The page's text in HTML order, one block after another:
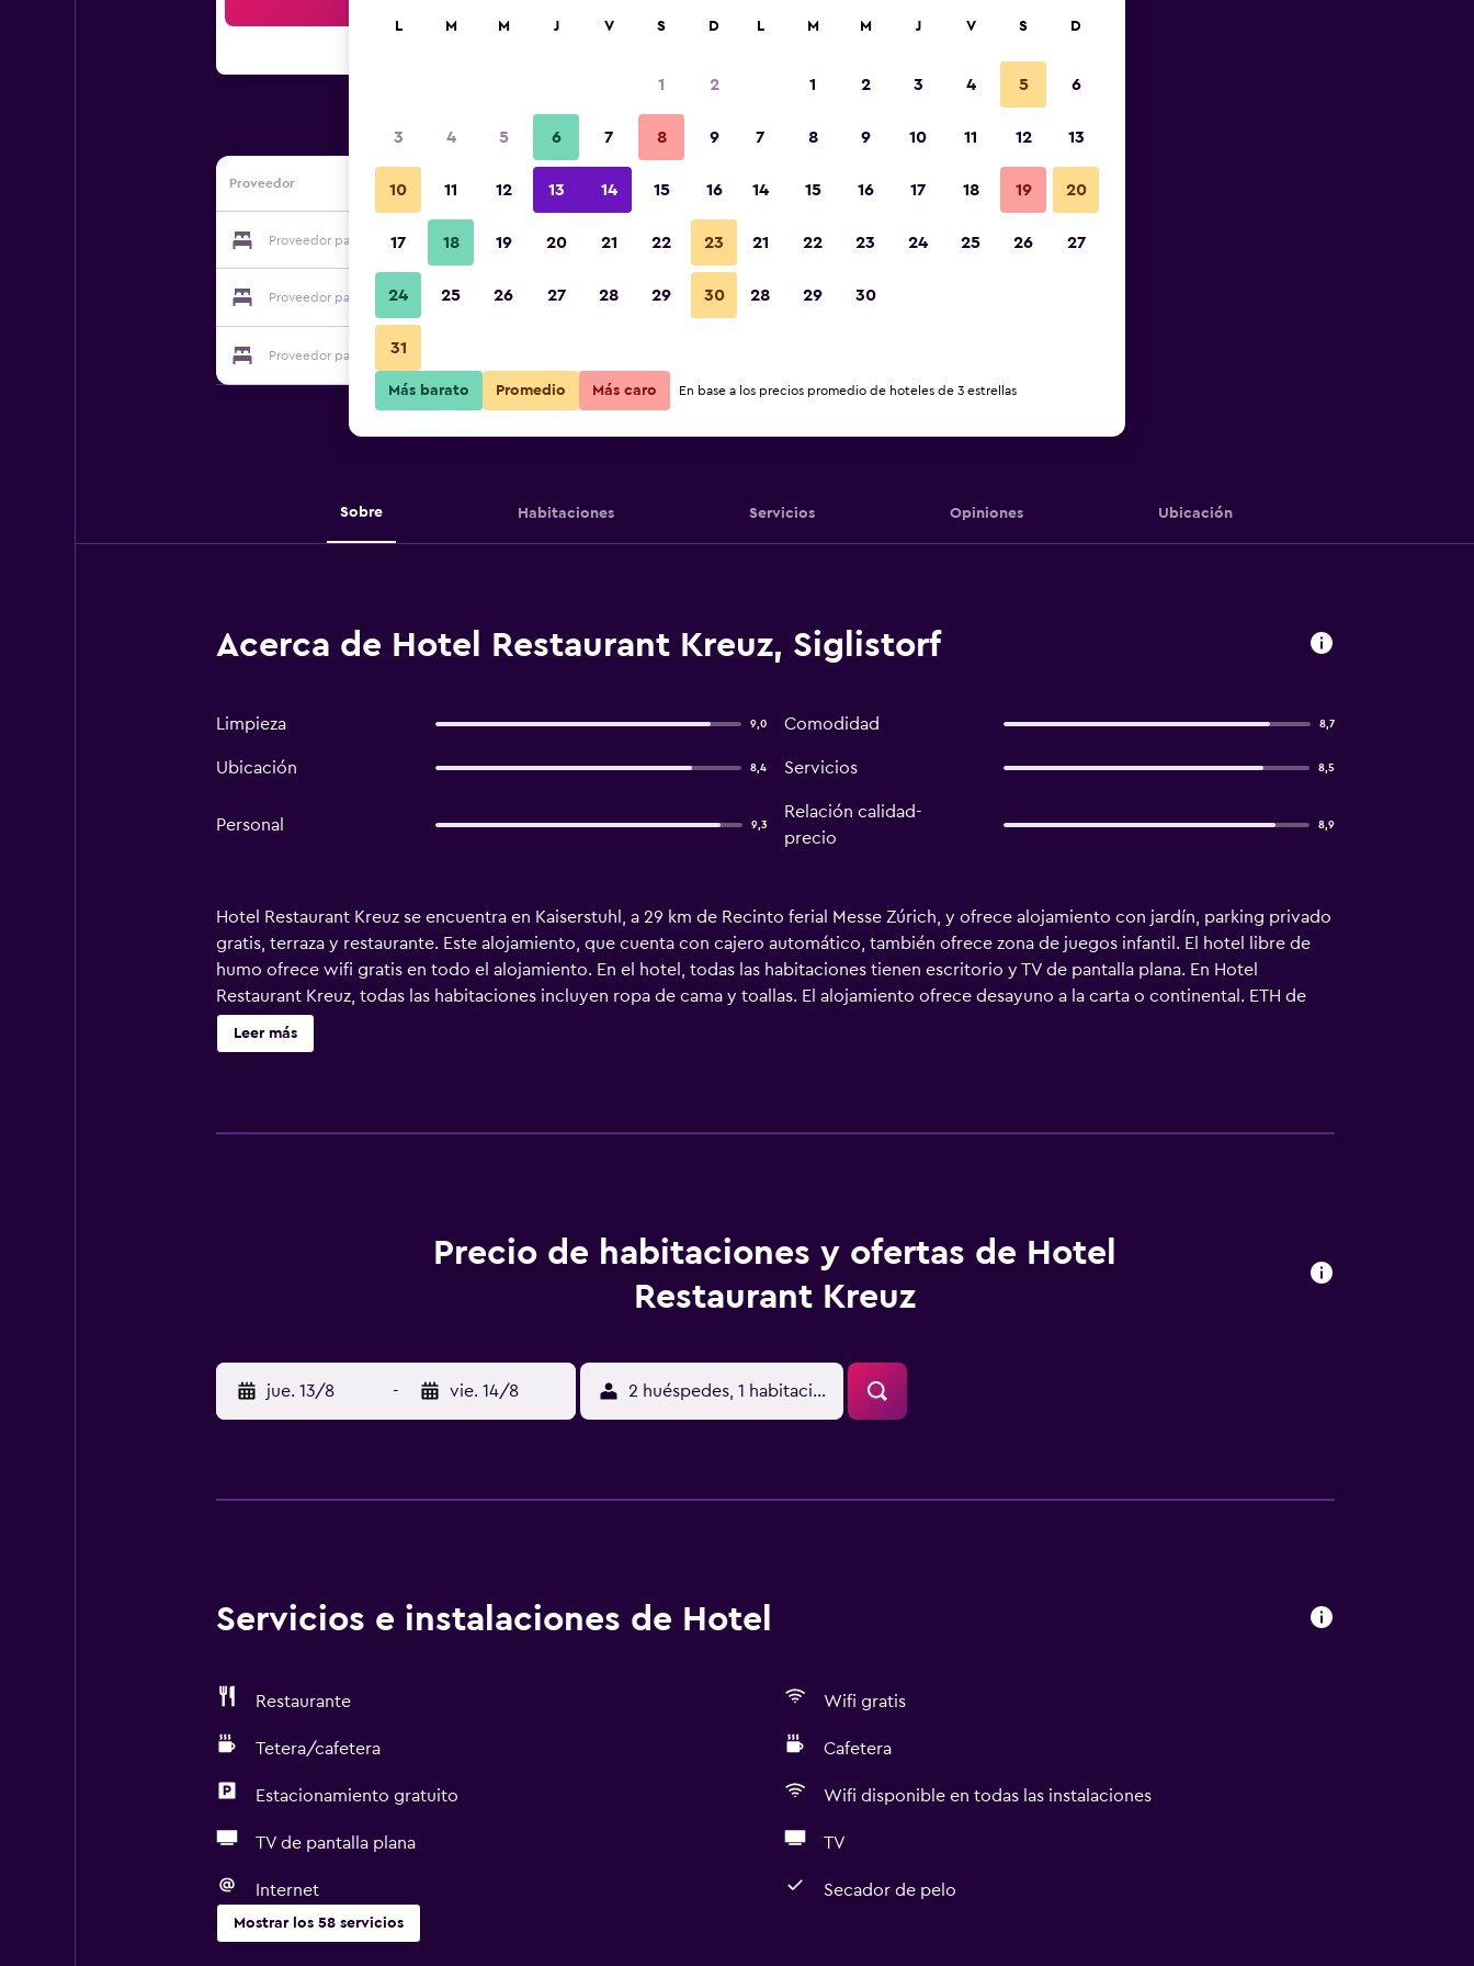
Proveedor
Proveedor para Hotel Restaurant Kreuz Ver precios
Proveedor para Hotel Restaurant Kreuz Ver precios
Proveedor para Hotel Restaurant Kreuz
Sobre Habitaciones Servicios Opiniones Ubicación
Acerca de Hotel Restaurant Kreuz, Siglistorf
Limpieza 9,0 Comodidad 8,7
Ubicación 8,4 Servicios 8,5
Personal 9,3
Relación calidad-
precio
8,9
Hotel Restaurant Kreuz se encuentra en Kaiserstuhl, a 29 km de Recinto ferial Messe Zúrich, y ofrece alojamiento con jardín, parking privado
gratis, terraza y restaurante. Este alojamiento, que cuenta con cajero automático, también ofrece zona de juegos infantil. El hotel libre de
humo ofrece wifi gratis en todo el alojamiento. En el hotel, todas las habitaciones tienen escritorio y TV de pantalla plana. En Hotel
Restaurant Kreuz, todas las habitaciones incluyen ropa de cama y toallas. El alojamiento ofrece desayuno a la carta o continental. ETH de
Zúrich está a 33 km del alojamiento, y Museo Nacional Suizo está a 33 km. El aeropuerto (Aeropuerto de Zúrich) está a 18 km.
Leer más
Precio de habitaciones y ofertas de Hotel
Restaurant Kreuz
jue. 13/8 - vie. 14/8 2 huéspedes, 1 habitación
Servicios e instalaciones de Hotel
Restaurante Wifi gratis
Tetera/cafetera Cafetera
Estacionamiento gratuito Wifi disponible en todas las instalaciones
TV de pantalla plana TV
Internet Secador de pelo
Mostrar los 58 servicios
L M M J V S D
1 2
3 4 5 6 7 8 9
10 11 12 13 14 15 16
17 18 19 20 21 22 23
24 25 26 27 28 29 30
31
L M M J V S D
1 2 3 4 5 6
7 8 9 10 11 12 13
14 15 16 17 18 19 20
21 22 23 24 25 26 27
28 29 30
Más barato Promedio Más caro En base a los precios promedio de hoteles de 3 estrellas